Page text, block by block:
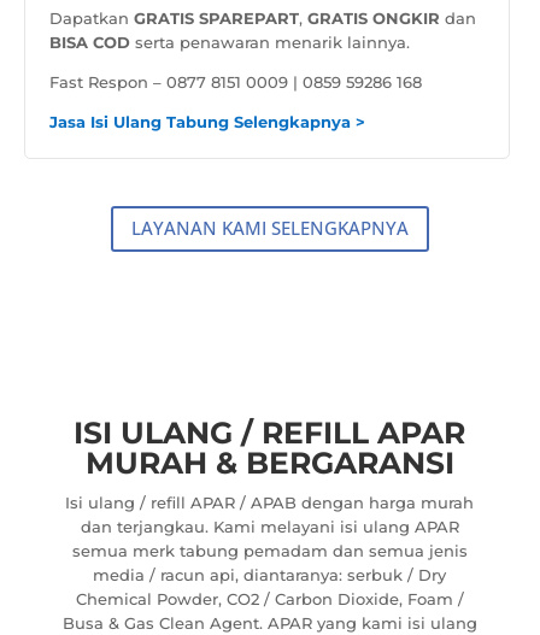
Dapatkan GRATIS SPAREPART, GRATIS ONGKIR dan
BISA COD serta penawaran menarik lainnya.
Fast Respon – 0877 8151 0009 | 0859 59286 168
Jasa Isi Ulang Tabung Selengkapnya >
LAYANAN KAMI SELENGKAPNYA
ISI ULANG / REFILL APAR
MURAH & BERGARANSI
Isi ulang / refill APAR / APAB dengan harga murah
dan terjangkau. Kami melayani isi ulang APAR
semua merk tabung pemadam dan semua jenis
media / racun api, diantaranya: serbuk / Dry
Chemical Powder, CO2 / Carbon Dioxide, Foam /
Busa & Gas Clean Agent. APAR yang kami isi ulang